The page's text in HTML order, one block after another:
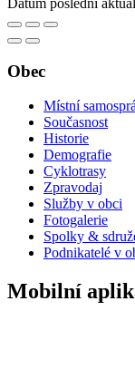
Obec
Místní
Současnost
Historie
Demografie
Cyklotrasy
Zpravodaj
Služby v obci
Fotogalerie
Spolky &
Podnikatelé v
Mobilní